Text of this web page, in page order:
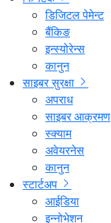
डिजिटल पेमेन्ट
बैंकिङ
इन्स्योरेन्स
कानुन
साइबर सुरक्षा
अपराध
साइबर आक्रमण
स्क्याम
अवेयरनेस
कानुन
स्टार्टअप
आईडिया
इन्नोभेशन